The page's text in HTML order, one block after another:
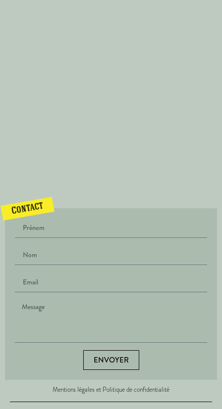
Contact
ENVOYER
Mentions légales et Politique de confidentialité